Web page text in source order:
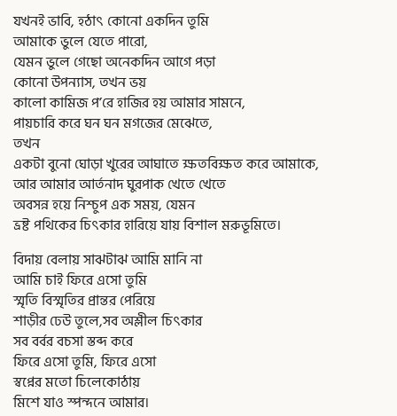
যখনই ভাবি, হঠাৎ কোনো একদিন তুমি
আমাকে ভুলে যেতে পারো,
যেমন ভুলে গেছো অনেকদিন আগে পড়া
কোনো উপন্যাস, তখন ভয়
কালো কামিজ প’রে হাজির হয় আমার সামনে,
পায়চারি করে ঘন ঘন মগজের মেঝেতে,
তখন
একটা বুনো ঘোড়া খুরের আঘাতে ক্ষতবিক্ষত করে আমাকে,
আর আমার আর্তনাদ ঘুরপাক খেতে খেতে
অবসন্ন হয়ে নিশ্চুপ এক সময়, যেমন
ভ্রষ্ট পথিকের চিৎকার হারিয়ে যায় বিশাল মরুভূমিতে।
বিদায় বেলায় সাঝটাঝ আমি মানি না
আমি চাই ফিরে এসো তুমি
স্মৃতি বিস্মৃতির প্রান্তর পেরিয়ে
শাড়ীর ঢেউ তুলে,সব অশ্লীল চিৎকার
সব বর্বর বচসা স্তব্দ করে
ফিরে এসো তুমি, ফিরে এসো
স্বপ্নের মতো চিলেকোঠায়
মিশে যাও স্পন্দনে আমার।